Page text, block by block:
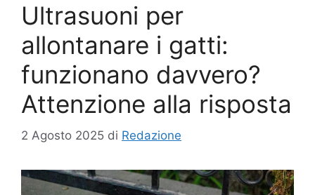
Ultrasuoni per
allontanare i gatti:
funzionano davvero?
Attenzione alla risposta
2 Agosto 2025 di Redazione